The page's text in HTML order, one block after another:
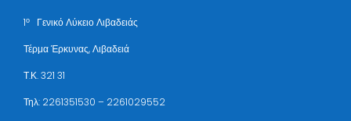
1ο
Γενικό Λύκειο Λιβαδειάς
Τέρμα Έρκυνας, Λιβαδειά
Τ.Κ. 321 31
Τηλ: 2261351530 – 2261029552